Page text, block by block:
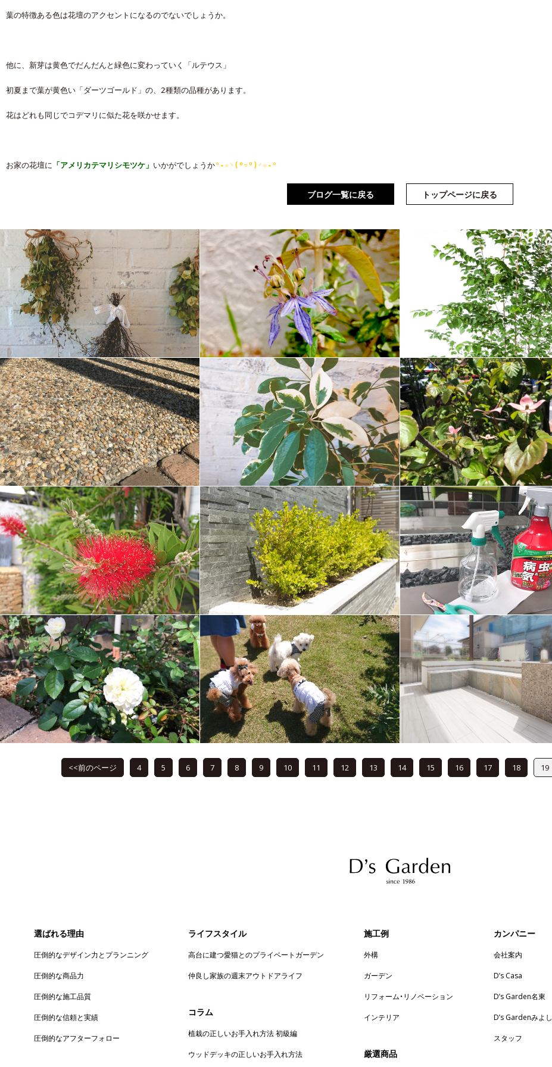
葉の特徴ある色は花壇のアクセントになるのでないでしょうか。
他に、新芽は黄色でだんだんと緑色に変わっていく「ルテウス」
初夏まで葉が黄色い「ダーツゴールド」の、2種類の品種があります。
花はどれも同じでコデマリに似た花を咲かせます。
お家の花壇に 「アメリカテマリシモツケ」 いかがでしょうか°˖✧◝(⁰▿⁰)◜✧˖°
ブログ一覧に戻る トップページに戻る
<<前のページ 4 5 6 7 8 9 10 11 12 13 14 15 16 17 18 19
選ばれる理由
圧倒的なデザイン力とプランニング
圧倒的な商品力
圧倒的な施工品質
圧倒的な信頼と実績
圧倒的なアフターフォロー
ライフスタイル
高台に建つ愛猫とのプライベートガーデン
仲良し家族の週末アウトドアライフ
コラム
植栽の正しいお手入れ方法 初級編
ウッドデッキの正しいお手入れ方法
施工例
外構
ガーデン
リフォーム・リノベーション
インテリア
厳選商品
カンパニー
会社案内
D’s Casa
D’s Garden名東
D’s Gardenみよし
スタッフ